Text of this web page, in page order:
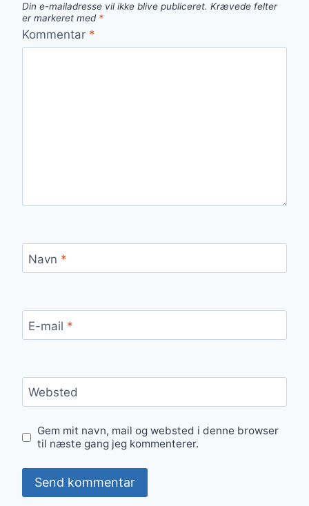
Din e-mailadresse vil ikke blive publiceret. Krævede felter
er markeret med *
Kommentar *
Navn *
E-mail *
Websted
Gem mit navn, mail og websted i denne browser
til næste gang jeg kommenterer.